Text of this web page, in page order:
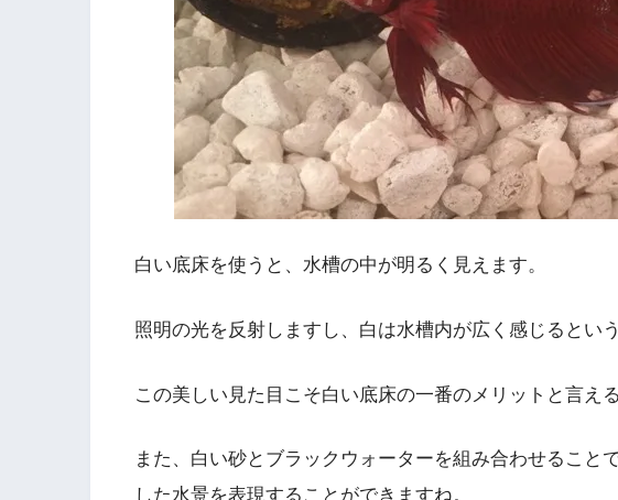
白い底床を使うと、水槽の中が明るく見えます。
照明の光を反射しますし、白は水槽内が広く感じるという
この美しい見た目こそ白い底床の一番のメリット と言え
また、白い砂とブラックウォーターを組み合わせること
した水景を表現することができますね。